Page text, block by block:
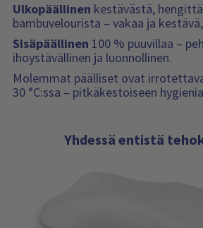
Ulkopäällinen kestävästä,
bambuvelourista – vakaa ja
Sisäpäällinen 100 % puuvillaa –
ihoystävällinen ja luonnollinen.
Molemmat päälliset ovat
30 °C:ssa – pitkäkestoiseen
Yhdessä entistä